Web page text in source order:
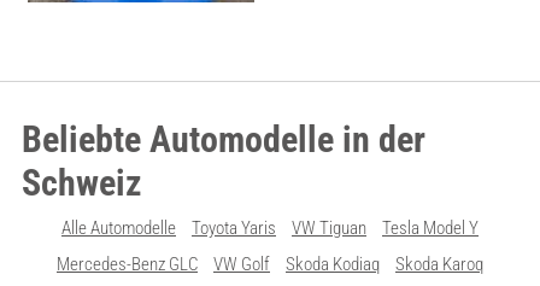
Beliebte Automodelle in der
Schweiz
Alle Automodelle Toyota Yaris VW Tiguan
Tesla Model Y
Mercedes-Benz GLC
VW Golf Skoda Kodiaq Skoda Karoq